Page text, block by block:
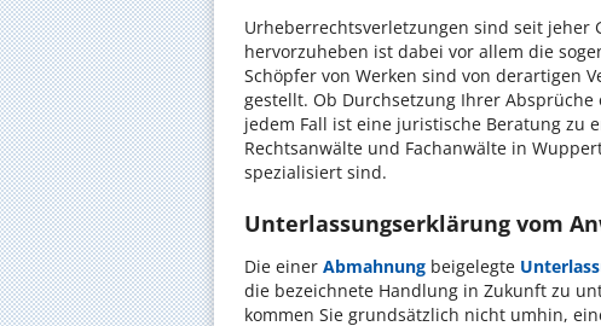
Urheberrechtsverletzungen sind seit jeher
hervorzuheben ist dabei vor allem die
Schöpfer von Werken sind von derartigen
gestellt. Ob Durchsetzung Ihrer
jedem Fall ist eine juristische Beratung zu
Rechtsanwälte und Fachanwälte in
spezialisiert sind.
Unterlassungserklärung vom
Die einer Abmahnung beigelegte
die bezeichnete Handlung in Zukunft zu
kommen Sie grundsätzlich nicht umhin,